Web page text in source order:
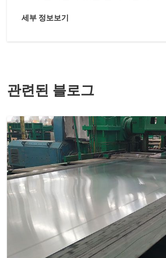
세부 정보보기
관련된 블로그